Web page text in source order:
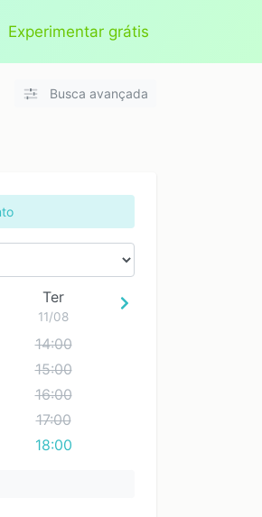
Experimentar grátis
Busca avançada
Online
São José SC
Ter
11/08
14:00
15:00
16:00
17:00
18:00